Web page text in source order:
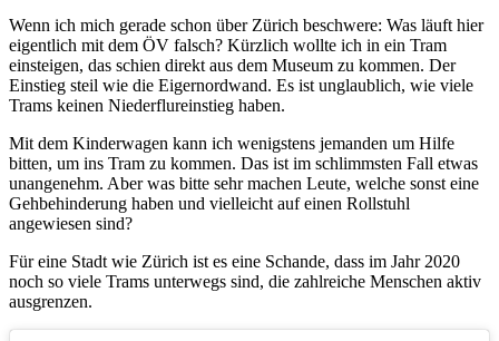
Wenn ich mich gerade schon über Zürich beschwere: Was läuft hier
eigentlich mit dem ÖV falsch? Kürzlich wollte ich in ein Tram
einsteigen, das schien direkt aus dem Museum zu kommen. Der
Einstieg steil wie die Eigernordwand. Es ist unglaublich, wie viele
Trams keinen Niederflureinstieg haben.
Mit dem Kinderwagen kann ich wenigstens jemanden um Hilfe
bitten, um ins Tram zu kommen. Das ist im schlimmsten Fall etwas
unangenehm. Aber was bitte sehr machen Leute, welche sonst eine
Gehbehinderung haben und vielleicht auf einen Rollstuhl
angewiesen sind?
Für eine Stadt wie Zürich ist es eine Schande, dass im Jahr 2020
noch so viele Trams unterwegs sind, die zahlreiche Menschen aktiv
ausgrenzen.